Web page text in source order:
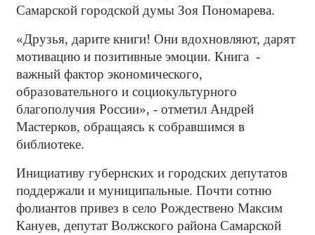
Самарской городской думы Зоя Пономарева.
«Друзья, дарите книги! Они вдохновляют, дарят
мотивацию и позитивные эмоции. Книга -
важный фактор экономического,
образовательного и социокультурного
благополучия России», - отметил Андрей
Мастерков, обращаясь к собравшимся в
библиотеке.
Инициативу губернских и городских депутатов
поддержали и муниципальные. Почти сотню
фолиантов привез в село Рождествено Максим
Кануев, депутат Волжского района Самарской